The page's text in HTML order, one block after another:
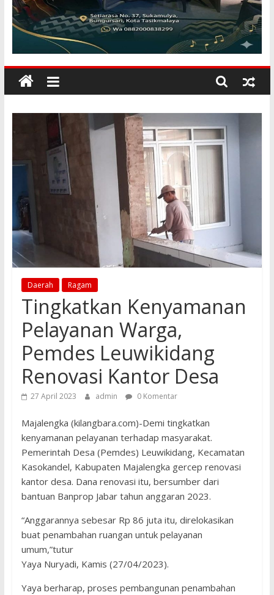
KILANGBARA
Membuka
Daerah Ragam
Tingkatkan Kenyamanan
Pelayanan Warga,
Pemdes Leuwikidang
Renovasi Kantor Desa
27 April 2023 admin 0 Komentar
Majalengka (kilangbara.com)-Demi tingkatkan
kenyamanan pelayanan terhadap masyarakat.
Pemerintah Desa (Pemdes) Leuwikidang, Kecamatan
Kasokandel, Kabupaten Majalengka gercep renovasi
kantor desa. Dana renovasi itu, bersumber dari
bantuan Banprop Jabar tahun anggaran 2023.
“Anggarannya sebesar Rp 86 juta itu, direlokasikan
buat penambahan ruangan untuk pelayanan
umum,”tutur
Yaya Nuryadi, Kamis (27/04/2023).
Yaya berharap, proses pembangunan penambahan